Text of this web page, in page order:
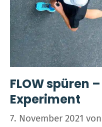
FLOW spüren
Experiment
7. November 2021 von